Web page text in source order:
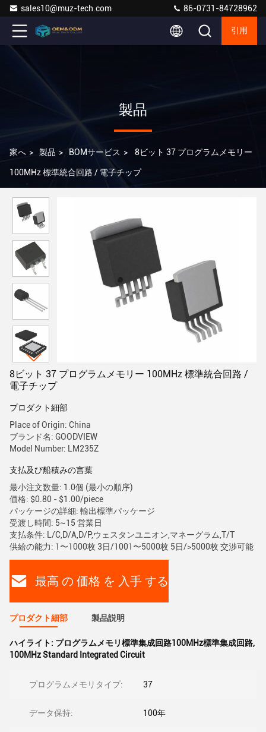
sales10@muz-tech.com 86-0731-84728962
引用
製品
家へ > 製品 > BOMサービス > 8ビット 37 プログラムメモリー
100MHz 標準統合回路 / 電子チップ
8ビット 37 プログラムメモリー 100MHz 標準統合回路 /
電子チップ
プロダクト細部
Place of Origin: China
ブランド名: GOODVIEW
Model Number: LM235Z
支払及び船積みの言葉
最小注文数量: 1.0個 (最小の順序)
価格: $0.80 - $1.00/piece
パッケージの詳細: 輸出標準パッケージ
受渡し時間: 5~15 営業日
支払条件: L/C,D/A,D/P,ウェスタンユニオン,マネーグラム,T/T
供給の能力: 1〜1000枚 3日/1001〜5000枚 5日/>5000枚 交渉可能
最高 の 価格 を 入手 する
プロダクト細部 製品説明
ハイライト: プログラムメモリ標準集成回路100MHz標準集成回路,
100MHz Standard Integrated Circuit
プログラムメモリタイプ: 37
データ保持: 100年